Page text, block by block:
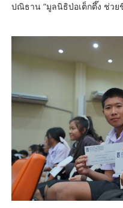
ปณิธาน “มูลนิธิป่อเต็กตึ๊ง ช่วย